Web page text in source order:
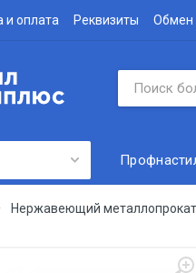
и оплата Реквизиты Обмен
Нержавеющий металлопрокат